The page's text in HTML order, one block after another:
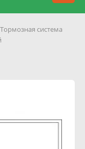
Тормозная система